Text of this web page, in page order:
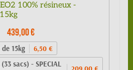
100% résineux -
439,00 €
de 15kg 6,50 €
sacs) - SPECIAL